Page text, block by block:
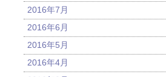
2016年7月
2016年6月
2016年5月
2016年4月